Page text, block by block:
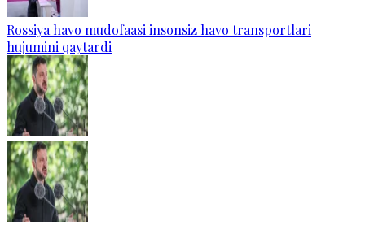
Rossiya havo mudofaasi insonsiz havo transportlari
hujumini qaytardi